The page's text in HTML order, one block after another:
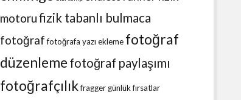
motorufizik tabanlı bulmaca
fotoğraf fotoğrafa yazı ekleme fotoğraf
düzenleme fotoğraf paylaşımı
fotoğrafçılıkfraggergünlük fırsatlar